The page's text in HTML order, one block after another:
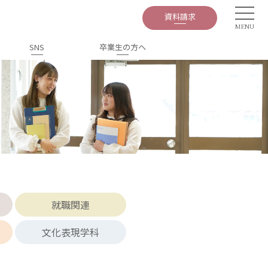
資料請求
SNS 卒業⽣の⽅ヘ
就職関連
文化表現学科